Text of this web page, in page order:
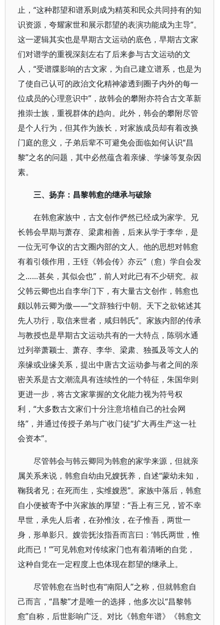
止，“这种郡望和谱系则成为精英和民众共同持有的知
识资源，夸耀家世和展示郡望的表演功能成为主导”。
这一逻辑其实也是早期古文运动的底色，早期古文家
们对谱学的重视深刻左右了后来参与古文运动的文
人，“受谱牒影响的古文家，为自己建立谱系，也是为
了使自己认可的政治文化精神渗透到圈子内外的每一
位成员的心理意识中”，故韩会的攀附亦符合古文革新
推崇士族，重视群体的趋向。此外，韩会的攀附尽管
是个人行为，但其作为族长，对家族成员却有着改换
门庭的意义，子弟后辈不可避免会面临如何认识“昌
黎”之名的问题，其中必然蕴含着亲缘、学缘等复杂因
素。
三、扬弃：昌黎韩愈的继承与破除
在韩愈家族中，古文创作俨然已经成为家学。兄
长韩会早期与萧存、梁肃相善，后来从学于李华，是
一位无可争议的古文圈内部的文人。他的思想对韩愈
有着引领作用，王铚《韩会传》亦云“（愈）学自会发
之……甚矣，其似会也”，前人对此已有不少研究。叔
父韩云卿也出自李华门下，有大量古文创作，韩愈也
颇以韩云卿为傲——“文辞独行中朝。天下之欲铭述其
先人功行，取信来世者，咸归韩氏”。家族内部的传承
与教授也是早期古文运动共有的一大特点，陈弱水通
过列举萧颖士、萧存、李华、梁肃、独孤及等文人的
亲缘或业缘关系，提出中唐古文运动参与者之间的亲
密关系是古文潮流具有连续性的一个特征，朱国华则
更进一步，将古文家掌握的文化能力视为符号权
利，“大多数古文家们十分注意培植自己的社会网
络”，并通过传授子弟与广收门徒“扩大再生产这一社
会资本”。
尽管韩会与韩云卿同为韩愈的家学来源，但就亲
属关系来说，韩愈自幼由兄嫂抚养，自述“蒙幼未知，
鞠我者兄；在死而生，实维嫂恩”。家族中落后，韩愈
自小便被寄予中兴家族的厚望：“吾上有三兄，皆不幸
早世，承先人后者，在孙惟汝，在子惟吾，两世一
身，形单影只。嫂尝抚汝指吾而言曰：‘韩氏两世，惟
此而已！’”可见韩愈对传续家门也有着清晰的自觉，
这种自觉在一定程度上也体现在郡望的继承上。
尽管韩愈在当时也有“南阳人”之称，但就韩愈自
己而言，“昌黎”才是唯一的选择，他多次以“昌黎韩
愈”自称，后世影响广泛。对比《韩愈年谱》《韩愈文